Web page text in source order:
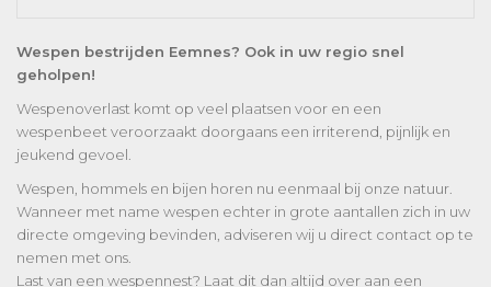
Wespen bestrijden Eemnes? Ook in uw regio snel
geholpen!
Wespenoverlast komt op veel plaatsen voor en een
wespenbeet veroorzaakt doorgaans een irriterend, pijnlijk en
jeukend gevoel.
Wespen, hommels en bijen horen nu eenmaal bij onze natuur.
Wanneer met name wespen echter in grote aantallen zich in uw
directe omgeving bevinden, adviseren wij u direct contact op te
nemen met ons.
Last van een wespennest? Laat dit dan altijd over aan een